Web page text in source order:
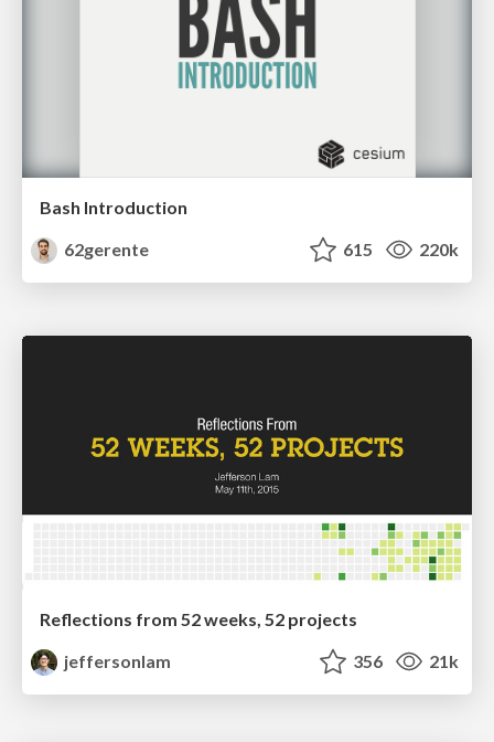
Bash Introduction
62gerente
615 220k
Reflections from 52 weeks, 52 projects
jeffersonlam
356 21k